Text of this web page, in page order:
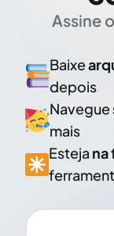
Assine
Baixe
depois
Navegue
mais
Esteja na